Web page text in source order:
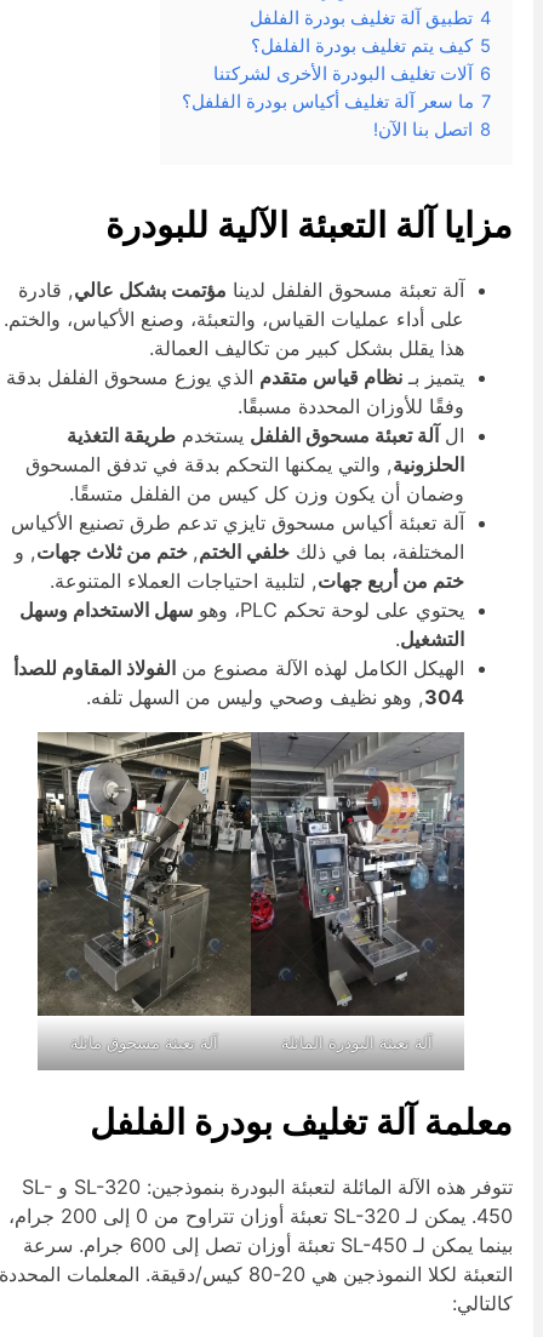
تطبيق آلة تغليف بودرة الفلفل
كيف يتم تغليف بودرة الفلفل؟
آلات تغليف البودرة الأخرى لشركتنا
ما سعر آلة تغليف أكياس بودرة الفلفل؟
اتصل بنا الآن!
مزايا آلة التعبئة الآلية للبودرة
آلة تعبئة مسحوق الفلفل لدينامؤتمت بشكل عالي, قادرة
على أداء عمليات القياس، والتعبئة، وصنع الأكياس، والختم.
هذا يقلل بشكل كبير من تكاليف العمالة.
يتميز بـنظام قياس متقدمالذي يوزع مسحوق الفلفل بدقة
وفقًا للأوزان المحددة مسبقًا.
ال
آلة تعبئة مسحوق الفلفليستخدمطريقة التغذية
الحلزونية, والتي يمكنها التحكم بدقة في تدفق المسحوق
وضمان أن يكون وزن كل كيس من الفلفل متسقًا.
آلة تعبئة أكياس مسحوق تايزي تدعم طرق تصنيع الأكياس
المختلفة، بما في ذلكخلفي الختم,ختم من ثلاث جهات, و
ختم من أربع جهات, لتلبية احتياجات العملاء المتنوعة.
يحتوي على لوحة تحكم PLC، وهو
سهل الاستخدام وسهل
التشغيل.
الهيكل الكامل لهذه الآلة مصنوع من الفولاذ المقاوم للصدأ
304, وهو نظيف وصحي وليس من السهل تلفه.
آلة تعبئة البودرة المائلة آلة تعبئة مسحوق مائلة
معلمة آلة تغليف بودرة الفلفل
تتوفر هذه الآلة المائلة لتعبئة البودرة بنموذجين: SL-320 و SL-
450. يمكن لـ SL-320 تعبئة أوزان تتراوح من 0 إلى 200 جرام،
بينما يمكن لـ SL-450 تعبئة أوزان تصل إلى 600 جرام. سرعة
التعبئة لكلا النموذجين هي 20-80 كيس/دقيقة. المعلمات المحددة
كالتالي: